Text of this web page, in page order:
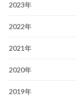
2023年
2022年
2021年
2020年
2019年